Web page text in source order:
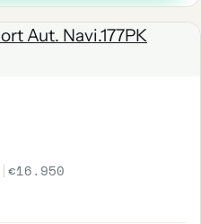
|€16.950